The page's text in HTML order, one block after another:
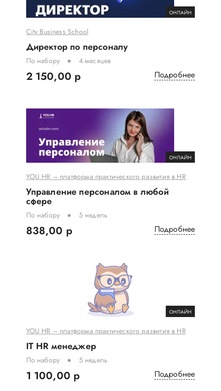
ОНЛАЙН
City Business School
Директор по персоналу
По набору 4 месяцев
2 150,00 р Подробнее
ОНЛАЙН
YOU HR – платформа практического развития в HR
Управление персоналом в любой
сфере
По набору 5 недель
838,00 р Подробнее
ОНЛАЙН
YOU HR – платформа практического развития в HR
IT HR менеджер
По набору 5 недель
1 100,00 р Подробнее